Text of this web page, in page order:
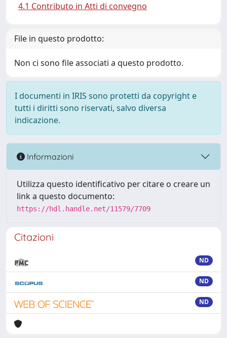
4.1 Contributo in Atti di convegno
File in questo prodotto:
Non ci sono file associati a questo prodotto.
I documenti in IRIS sono protetti da copyright e
tutti i diritti sono riservati, salvo diversa
indicazione.
Informazioni
Utilizza questo identificativo per citare o creare un
link a questo documento:
https://hdl.handle.net/11579/7709
Citazioni
ND
ND
ND